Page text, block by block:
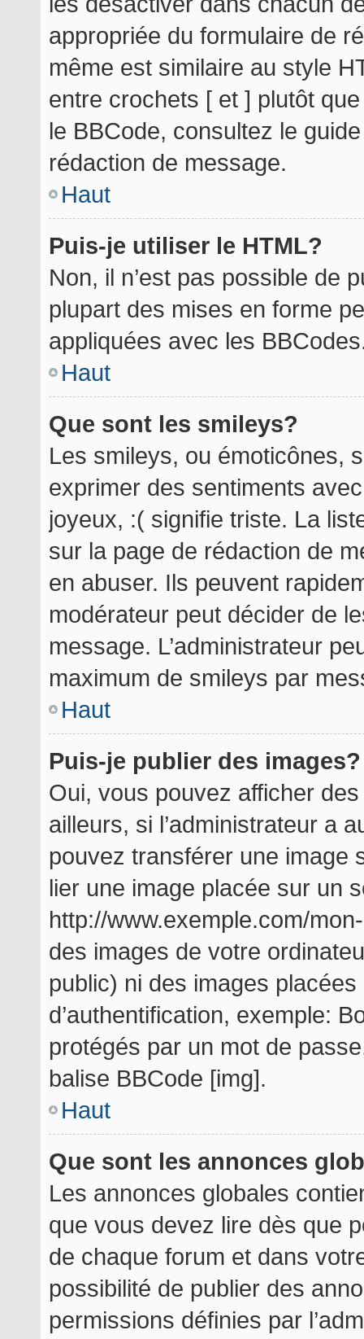
appropriée du formulaire de
même est similaire au style
entre crochets [ et ] plutôt
le BBCode, consultez le
rédaction de message.
Haut
Puis-je utiliser le HTML?
Non, il n’est pas possible de
plupart des mises en forme
appliquées avec les
Haut
Que sont les smileys?
Les smileys, ou émoticônes,
exprimer des sentiments
joyeux, :( signifie triste. La
sur la page de rédaction de
en abuser. Ils peuvent
modérateur peut décider de
message. L’administrateur
maximum de smileys par
Haut
Puis-je publier des images?
Oui, vous pouvez afficher
ailleurs, si l’administrateur a
pouvez transférer une image
lier une image placée sur un
http://www.exemple.com/
des images de votre
public) ni des images
d’authentification, exemple:
protégés par un mot de
balise BBCode [img].
Haut
Que sont les annonces
Les annonces globales
que vous devez lire dès que
de chaque forum et dans
possibilité de publier des
permissions définies par